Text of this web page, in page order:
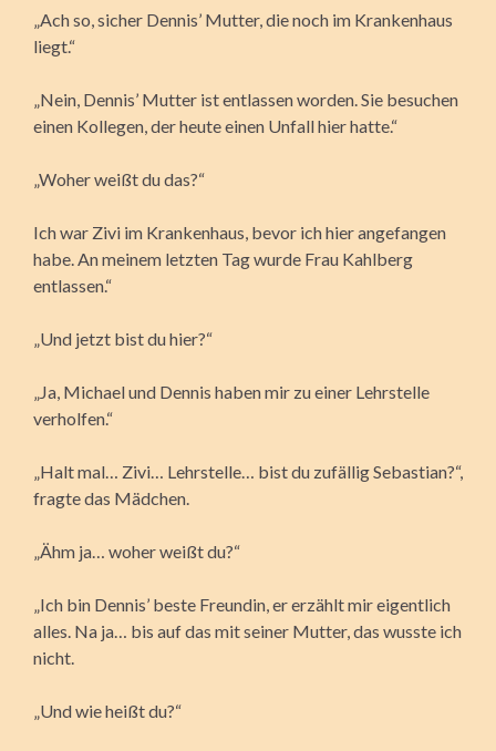
„Ach so, sicher Dennis’ Mutter, die noch im Krankenhaus
liegt.“
„Nein, Dennis’ Mutter ist entlassen worden. Sie besuchen
einen Kollegen, der heute einen Unfall hier hatte.“
„Woher weißt du das?“
Ich war Zivi im Krankenhaus, bevor ich hier angefangen
habe. An meinem letzten Tag wurde Frau Kahlberg
entlassen.“
„Und jetzt bist du hier?“
„Ja, Michael und Dennis haben mir zu einer Lehrstelle
verholfen.“
„Halt mal… Zivi… Lehrstelle… bist du zufällig Sebastian?“,
fragte das Mädchen.
„Ähm ja… woher weißt du?“
„Ich bin Dennis’ beste Freundin, er erzählt mir eigentlich
alles. Na ja… bis auf das mit seiner Mutter, das wusste ich
nicht.
„Und wie heißt du?“